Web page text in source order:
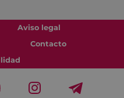
Aviso legal
Contacto